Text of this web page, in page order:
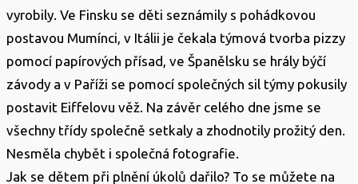
vyrobily. Ve Finsku se děti seznámily s pohádkovou
postavou Mumínci, v Itálii je čekala týmová tvorba pizzy
pomocí papírových přísad, ve Španělsku se hrály býčí
závody a v Paříži se pomocí společných sil týmy pokusily
postavit Eiffelovu věž. Na závěr celého dne jsme se
všechny třídy společně setkaly a zhodnotily prožitý den.
Nesměla chybět i společná fotografie.
Jak se dětem při plnění úkolů dařilo? To se můžete na